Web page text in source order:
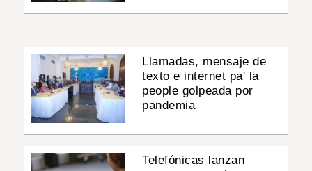
Llamadas, mensaje de
texto e internet pa' la
people golpeada por
pandemia
Telefónicas lanzan